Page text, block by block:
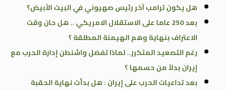
هل يكون ترامب آخر رئيس صهيوني في البيت الأبيض؟
بعد 250 عاما على الاستقلال الامريكي .. هل حان وقت
الاعتراف بنهاية وهم الهيمنة المطلقة ؟
رغم التصعيد المتكرر.. لماذا تفضل واشنطن إدارة الحرب مع
إيران بدلاً من حسمها ؟
بعد تداعيات الحرب على إيران : هل بدأت نهاية الحقبة